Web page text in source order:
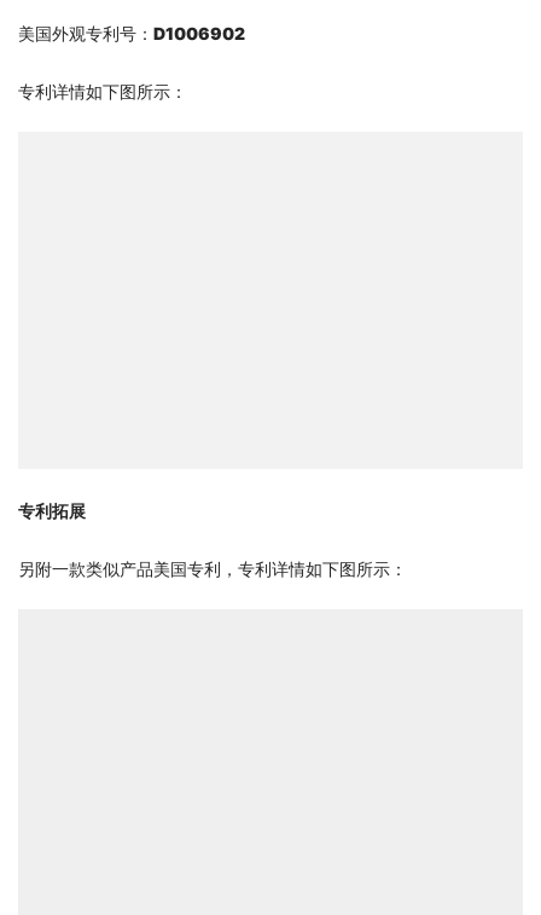
美国外观专利号： D1006902
专利详情如下图所示：
专利拓展
另附一款类似产品美国专利，专利详情如下图所示：